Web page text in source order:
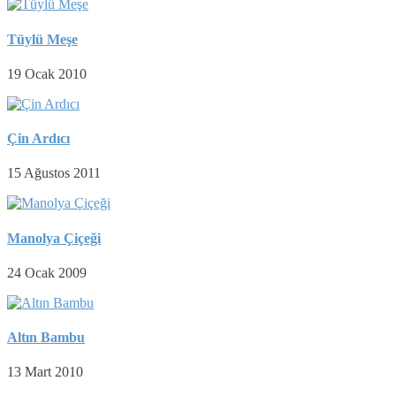
Tüylü Meşe
19 Ocak 2010
Çin Ardıcı
15 Ağustos 2011
Manolya Çiçeği
24 Ocak 2009
Altın Bambu
13 Mart 2010